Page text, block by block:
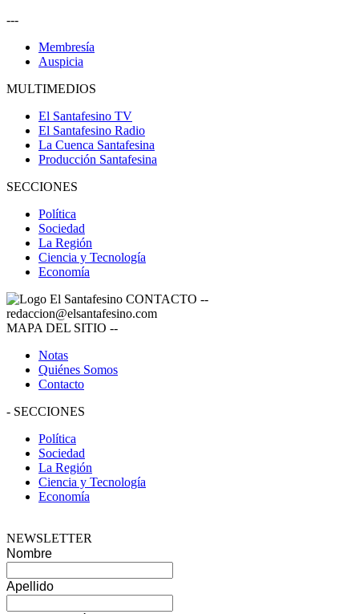
---
Membresía
Auspicia
MULTIMEDIOS
El Santafesino TV
El Santafesino Radio
La Cuenca Santafesina
Producción Santafesina
SECCIONES
Política
Sociedad
La Región
Ciencia y Tecnología
Economía
CONTACTO --
redaccion@elsantafesino.com
MAPA DEL SITIO --
Notas
Quiénes Somos
Contacto
- SECCIONES
Política
Sociedad
La Región
Ciencia y Tecnología
Economía
NEWSLETTER
Nombre
Apellido